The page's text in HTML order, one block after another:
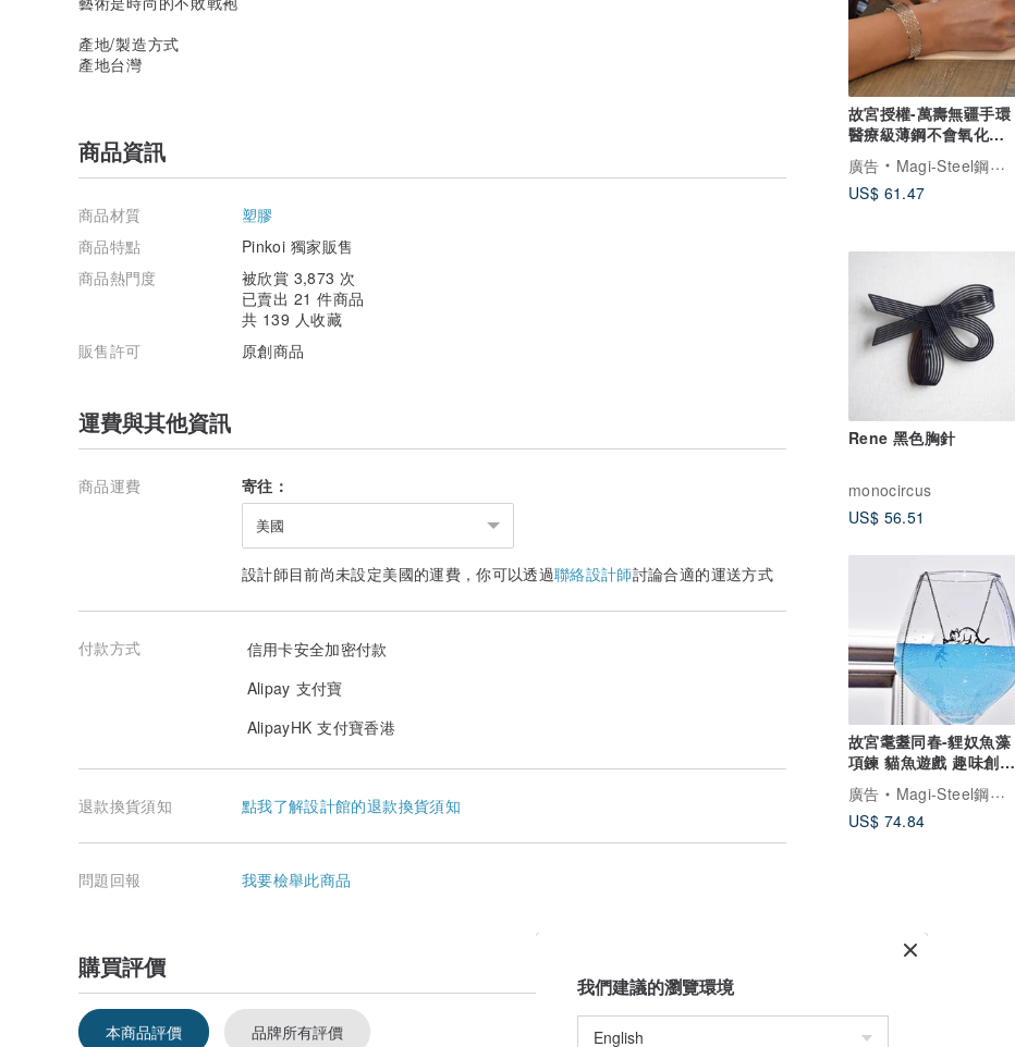
故宮授權-萬壽無疆手環
醫療級薄鋼不會氧化過
敏
廣告
Magi-Steel鋼之藝薄鋼飾品 故宮授權聯名商品 台灣設計製造
US$ 61.47
Rene 黑色胸針
monocircus
US$ 56.51
故宮耄耋同春-貍奴魚藻
項鍊 貓魚遊戲 趣味創意
項鍊 愛貓族 禮物
廣告
Magi-Steel鋼之藝薄鋼飾品 故宮授權聯名商品 台灣設計製造
US$ 74.84
產地/製造方式
產地台灣
商品資訊
商品材質
塑膠
商品特點
Pinkoi 獨家販售
商品熱門度
被欣賞 3,873 次
已賣出 21 件商品
共 139 人收藏
販售許可
原創商品
運費與其他資訊
商品運費 寄往：
美國
設計師目前尚未設定美國的運費，你可以透過聯絡設計師討論合適的運送方式
付款方式
信用卡安全加密付款
Alipay 支付寶
AlipayHK 支付寶香港
退款換貨須知 點我了解設計館的退款換貨須知
問題回報 我要檢舉此商品
購買評價
本商品評價 品牌所有評價
我們建議的瀏覽環境